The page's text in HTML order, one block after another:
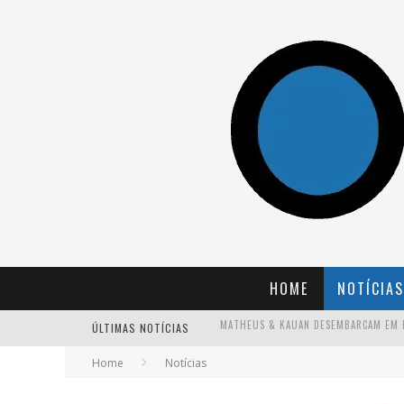
HOME NOTÍCIAS
ÚLTIMAS NOTÍCIAS
Home Notícias